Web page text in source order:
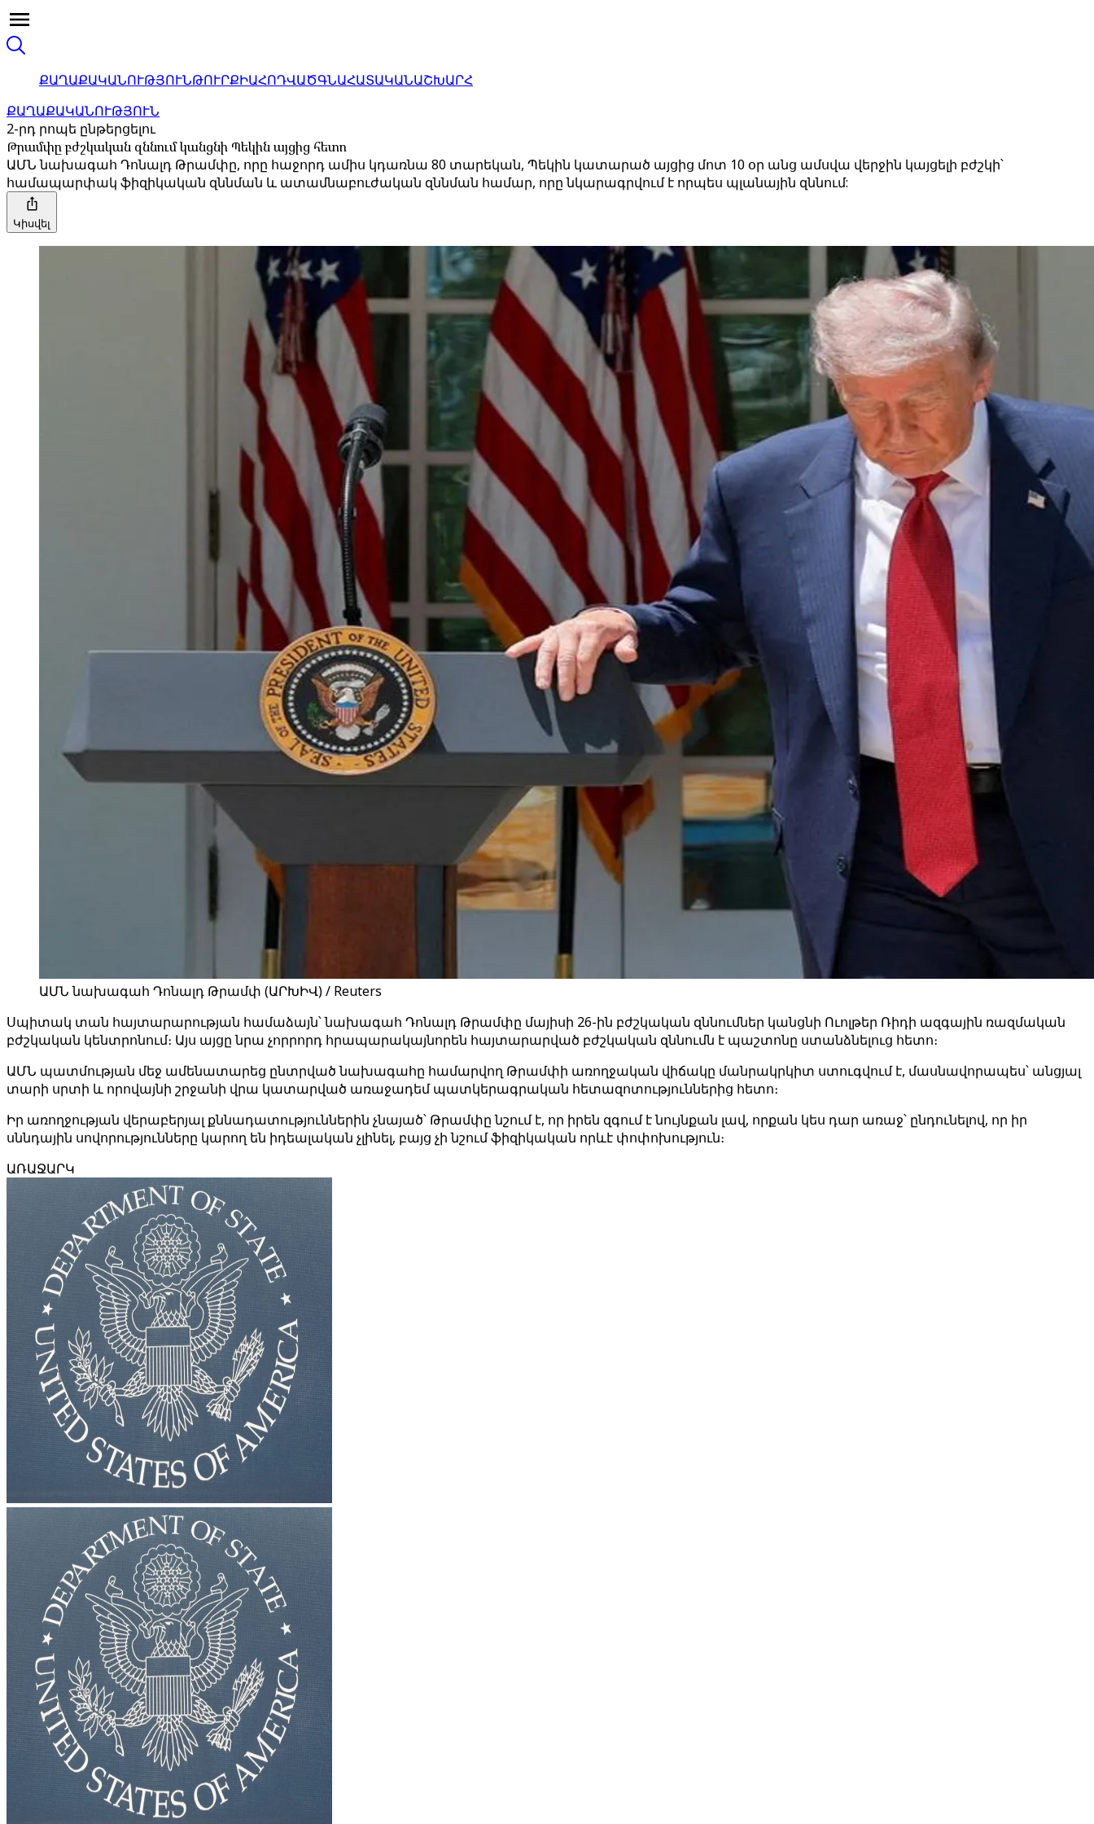
ՔԱՂԱՔԱԿԱՆՈՒԹՅՈՒՆԹՈՒՐՔԻԱՀՈԴՎԱԾԳՆԱՀԱՏԱԿԱՆԱՇԽԱՐՀ
ՔԱՂԱՔԱԿԱՆՈՒԹՅՈՒՆ
2-րդ րոպե ընթերցելու
Թրամփը բժշկական զննում կանցնի Պեկին այցից հետո
ԱՄՆ նախագահ Դոնալդ Թրամփը, որը հաջորդ ամիս կդառնա 80 տարեկան, Պեկին կատարած այցից մոտ 10 օր անց ամսվա վերջին կայցելի բժշկի՝
համապարփակ ֆիզիկական զննման և ատամնաբուժական զննման համար, որը նկարագրվում է որպես պլանային զննում:
Կիսվել
ԱՄՆ նախագահ Դոնալդ Թրամփ (ԱՐԽԻՎ) / Reuters
Սպիտակ տան հայտարարության համաձայն՝ նախագահ Դոնալդ Թրամփը մայիսի 26-ին բժշկական զննումներ կանցնի Ուոլթեր Ռիդի ազգային ռազմական
բժշկական կենտրոնում։ Այս այցը նրա չորրորդ հրապարակայնորեն հայտարարված բժշկական զննումն է պաշտոնը ստանձնելուց հետո։
ԱՄՆ պատմության մեջ ամենատարեց ընտրված նախագահը համարվող Թրամփի առողջական վիճակը մանրակրկիտ ստուգվում է, մասնավորապես՝ անցյալ
տարի սրտի և որովայնի շրջանի վրա կատարված առաջադեմ պատկերագրական հետազոտություններից հետո։
Իր առողջության վերաբերյալ քննադատություններին չնայած՝ Թրամփը նշում է, որ իրեն զգում է նույնքան լավ, որքան կես դար առաջ՝ ընդունելով, որ իր
սննդային սովորությունները կարող են իդեալական չլինել, բայց չի նշում ֆիզիկական որևէ փոփոխություն։
ԱՌԱՋԱՐԿ